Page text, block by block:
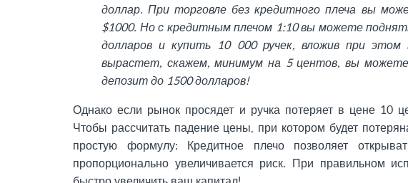
доллар. При торговле без кредитного плеча вы
$1000. Но с кредитным плечом 1:10 вы можете
долларов и купить 10 000 ручек, вложив при этом
вырастет, скажем, минимум на 5 центов, вы
депозит до 1500 долларов!
Однако если рынок просядет и ручка потеряет в цене 10
Чтобы рассчитать падение цены, при котором будет
простую формулу: Кредитное плечо позволяет
пропорционально увеличивается риск. При правильном